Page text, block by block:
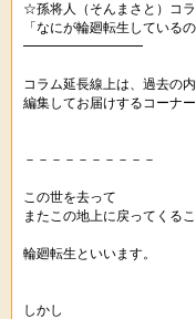
☆孫将人（そんまさと）コ
「なにが輪廻転生しているの
━━━━━━━━━
コラム延長線上は、過去の
編集してお届けするコーナー
－－－－－－－－－－
この世を去って
またこの地上に戻ってくる
輪廻転生といいます。
しかし